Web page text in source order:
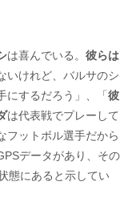
は喜んでいる。 彼らは
いけれど、バルサのシ
にするだろう」、「彼
は代表戦でプレーして
フットボル選手だから
データがあり、その
態にあると示してい